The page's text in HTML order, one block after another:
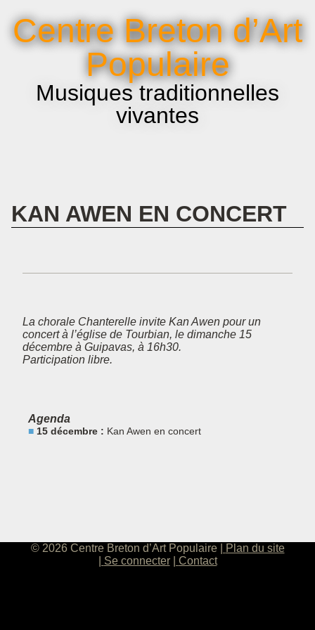
Centre Breton d’Art
Populaire
Musiques traditionnelles
vivantes
Infos pratiques
KAN AWEN EN CONCERT
La chorale Chanterelle invite Kan Awen pour un
concert à l’église de Tourbian, le dimanche 15
décembre à Guipavas, à 16h30.
Participation libre.
Agenda
15 décembre : Kan Awen en concert
© 2026 Centre Breton d’Art Populaire
Plan du site
Se connecter
Contact